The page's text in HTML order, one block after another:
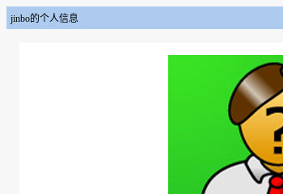
jinbo的个人信息